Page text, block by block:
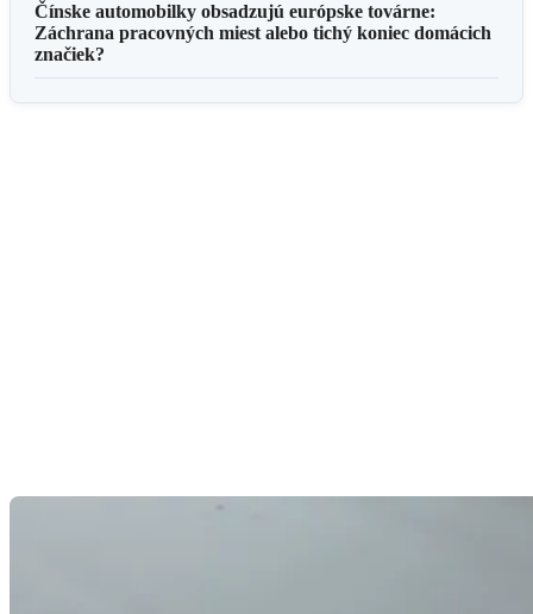
Čínske automobilky obsadzujú európske továrne:
Záchrana pracovných miest alebo tichý koniec domácich
značiek?